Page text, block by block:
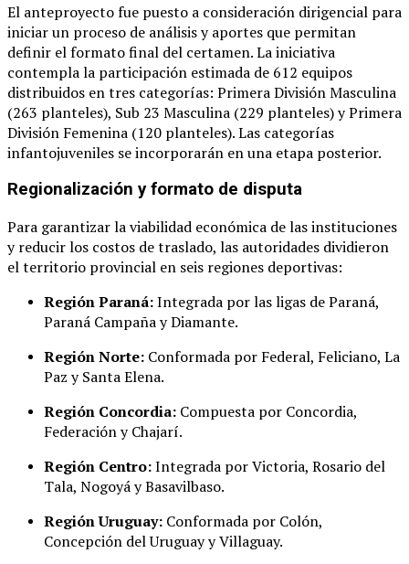
El anteproyecto fue puesto a consideración dirigencial para
iniciar un proceso de análisis y aportes que permitan
definir el formato final del certamen. La iniciativa
contempla la participación estimada de 612 equipos
distribuidos en tres categorías: Primera División Masculina
(263 planteles), Sub 23 Masculina (229 planteles) y Primera
División Femenina (120 planteles). Las categorías
infantojuveniles se incorporarán en una etapa posterior.
Regionalización y formato de disputa
Para garantizar la viabilidad económica de las instituciones
y reducir los costos de traslado, las autoridades dividieron
el territorio provincial en seis regiones deportivas:
Región Paraná:Integrada por las ligas de Paraná,
Paraná Campaña y Diamante.
Región Norte: Conformada por Federal, Feliciano, La
Paz y Santa Elena.
Región Concordia: Compuesta por Concordia,
Federación y Chajarí.
Región Centro:Integrada por Victoria, Rosario del
Tala, Nogoyá y Basavilbaso.
Región Uruguay: Conformada por Colón,
Concepción del Uruguay y Villaguay.